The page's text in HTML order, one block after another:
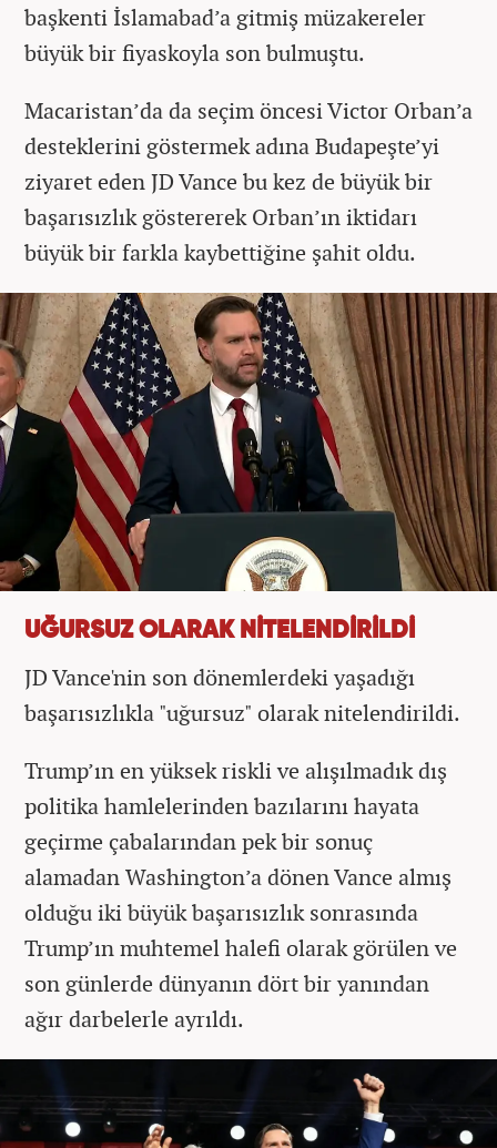
başkenti İslamabad’a gitmiş müzakereler
büyük bir fiyaskoyla son bulmuştu.
Macaristan’da da seçim öncesi Victor Orban’a
desteklerini göstermek adına Budapeşte’yi
ziyaret eden JD Vance bu kez de büyük bir
başarısızlık göstererek Orban’ın iktidarı
büyük bir farkla kaybettiğine şahit oldu.
UĞURSUZ OLARAK NİTELENDİRİLDİ
JD Vance'nin son dönemlerdeki yaşadığı
başarısızlıkla "uğursuz" olarak nitelendirildi.
Trump’ın en yüksek riskli ve alışılmadık dış
politika hamlelerinden bazılarını hayata
geçirme çabalarından pek bir sonuç
alamadan Washington’a dönen Vance almış
olduğu iki büyük başarısızlık sonrasında
Trump’ın muhtemel halefi olarak görülen ve
son günlerde dünyanın dört bir yanından
ağır darbelerle ayrıldı.